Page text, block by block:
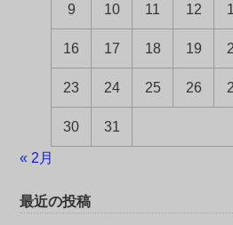
9 10 11 12
16 17 18 19
23 24 25 26
30 31
« 2月
最近の投稿